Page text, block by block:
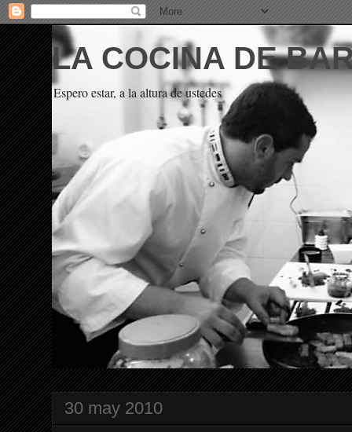
LA COCINA DE
Espero estar, a la altura de ustedes
30 may 2010